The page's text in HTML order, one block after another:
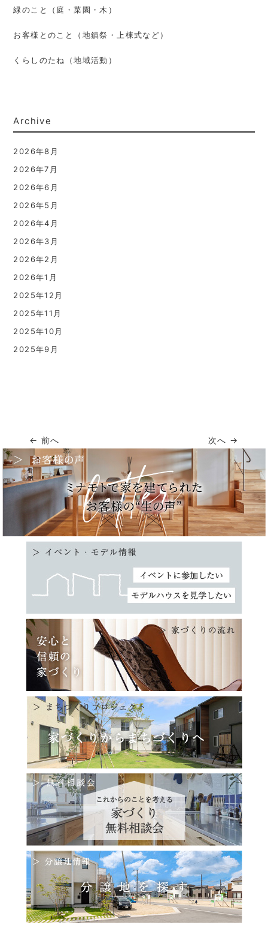
緑のこと（庭・菜園・木）
お客様とのこと（地鎮祭・上棟式など）
くらしのたね（地域活動）
Archive
2026年8月
2026年7月
2026年6月
2026年5月
2026年4月
2026年3月
2026年2月
2026年1月
2025年12月
2025年11月
2025年10月
2025年9月
← 前へ 次へ →